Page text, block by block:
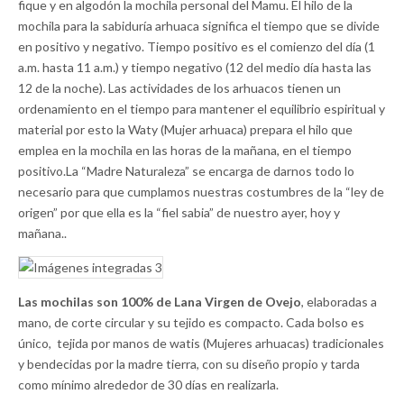
fique y en algodón la mochila personal del Mamu. El hilo de la
mochila para la sabiduría arhuaca significa el tiempo que se divide
en positivo y negativo. Tiempo positivo es el comienzo del día (1
a.m. hasta 11 a.m.) y tiempo negativo (12 del medio día hasta las
12 de la noche). Las actividades de los arhuacos tienen un
ordenamiento en el tiempo para mantener el equilibrio espiritual y
material por esto la Waty (Mujer arhuaca) prepara el hilo que
emplea en la mochila en las horas de la mañana, en el tiempo
positivo.La “Madre Naturaleza” se encarga de darnos todo lo
necesario para que cumplamos nuestras costumbres de la “ley de
origen” por que ella es la “fiel sabia” de nuestro ayer, hoy y
mañana..
Las mochilas son 100% de Lana Virgen de Ovejo, elaboradas a
mano, de corte circular y su tejido es compacto. Cada bolso es
único, tejida por manos de watis (Mujeres arhuacas) tradicionales
y bendecidas por la madre tierra, con su diseño propio y tarda
como mínimo alrededor de 30 días en realizarla.